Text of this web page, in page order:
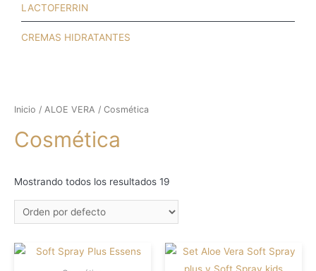
LACTOFERRIN
CREMAS HIDRATANTES
Inicio / ALOE VERA / Cosmética
Cosmética
Mostrando todos los resultados 19